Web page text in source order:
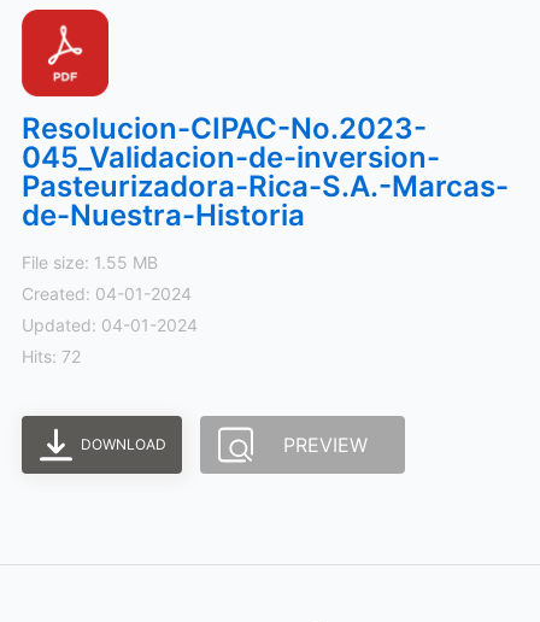
Resolucion-CIPAC-No.2023-
045_Validacion-de-inversion-
Pasteurizadora-Rica-S.A.-Marcas-
de-Nuestra-Historia
File size: 1.55 MB
Created: 04-01-2024
Updated: 04-01-2024
Hits: 72
DOWNLOAD PREVIEW